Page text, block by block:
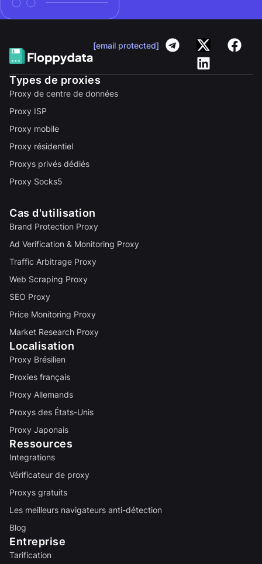
[email protected]
Types de proxies
Proxy de centre de données
Proxy ISP
Proxy mobile
Proxy résidentiel
Proxys privés dédiés
Proxy Socks5
Cas d'utilisation
Brand Protection Proxy
Ad Verification & Monitoring Proxy
Traffic Arbitrage Proxy
Web Scraping Proxy
SEO Proxy
Price Monitoring Proxy
Market Research Proxy
Localisation
Proxy Brésilien
Proxies français
Proxy Allemands
Proxys des États-Unis
Proxy Japonais
Ressources
Integrations
Vérificateur de proxy
Proxys gratuits
Les meilleurs navigateurs anti-détection
Blog
Entreprise
Tarification